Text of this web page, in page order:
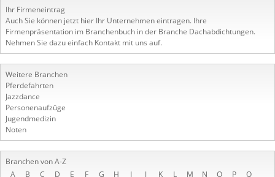
Ihr Firmeneintrag
Auch Sie können jetzt hier Ihr Unternehmen eintragen. Ihre
Firmenpräsentation im Branchenbuch in der Branche Dachabdichtungen.
Nehmen Sie dazu einfach Kontakt mit uns auf.
Weitere Branchen
Pferdefahrten
Jazzdance
Personenaufzüge
Jugendmedizin
Noten
Branchen von A-Z
A
B C D E F G H I J K L M N O P Q